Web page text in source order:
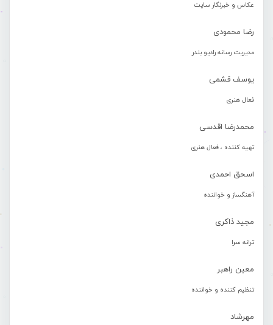
عکاس و خبرنگار سایت
رضا محمودی
مدیریت رسانه رادیو بندر
یوسف قشمی
فعال هنری
محمدرضا اقدسی
تهیه کننده ، فعال هنری
اسحق احمدی
آهنگساز و خواننده
مجید ذاکری
ترانه سرا
معین راهبر
تنظیم کننده و خواننده
مهرشاد